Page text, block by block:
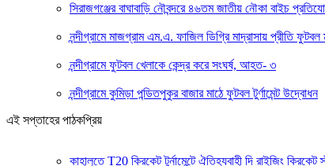
সিরাজগঞ্জের বাঘাবাড়ি নৌবন্দরে ৪৬তম জাতীয় নৌকা বাইচ
নন্দীগ্রামে মাজগ্রাম এম.এ. ফাজিল ডিগ্রি মাদ্রাসায় প্রীতি
নন্দীগ্রামে ফুটবল খেলাকে কেন্দ্র করে সংঘর্ষ, আহত- ৩
নন্দীগ্রামে কুমিড়া পন্ডিতপুকুর বাজার মাঠে ফুটবল টুর্ণামেন্ট উদ্বোধন
এই সপ্তাহের পাঠকপ্রিয়
কাহালুতে T20 ক্রিকেট টুর্নামেন্টে ঐতিহ্যবাহী দি রাইজিং